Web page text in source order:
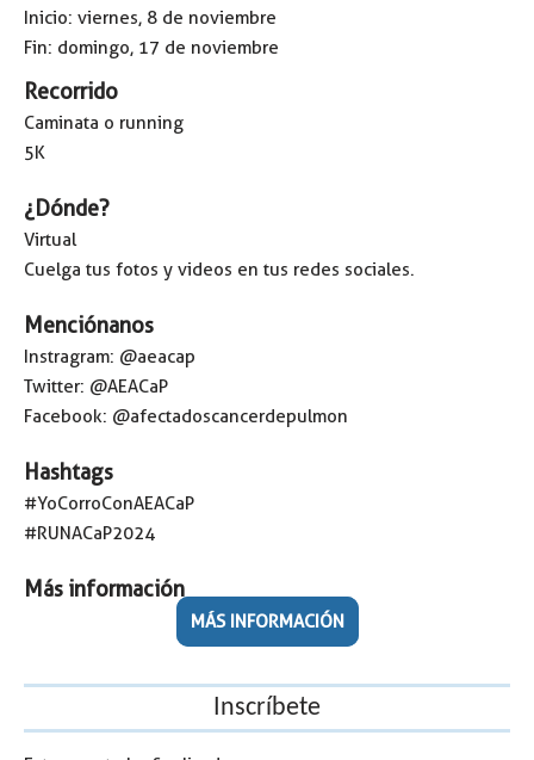
Inicio: viernes, 8 de noviembre
Fin: domingo, 17 de noviembre
Recorrido
Caminata o running
5K
¿Dónde?
Virtual
Cuelga tus fotos y videos en tus redes sociales.
Menciónanos
Instragram: @aeacap
Twitter: @AEACaP
Facebook: @afectadoscancerdepulmon
Hashtags
#YoCorroConAEACaP
#RUNACaP2024
Más información
MÁS INFORMACIÓN
Inscríbete